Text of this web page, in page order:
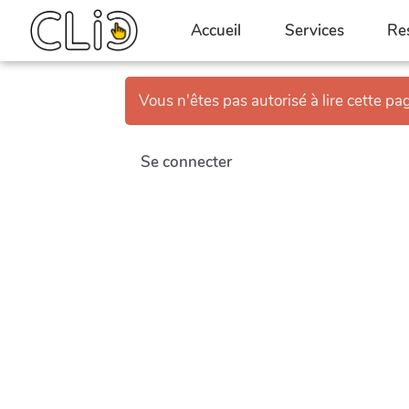
Aller au contenu principalAccueil Services
Vous n'êtes pas autorisé à lire cette
Se connecter